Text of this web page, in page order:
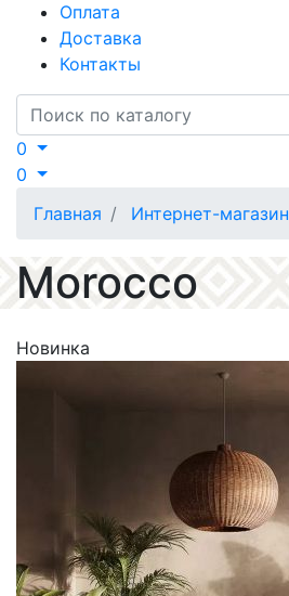
Оплата
Доставка
Контакты
Search
0
0
Главная
Интернет-магазин
Morocco
Новинка